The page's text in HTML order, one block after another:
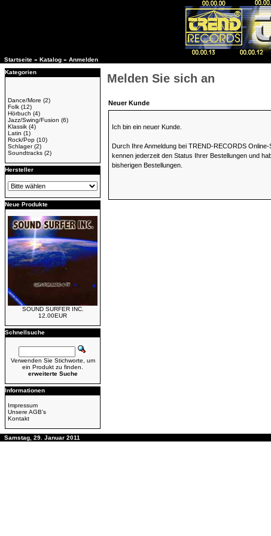
Startseite » Katalog » Anmelden
Kategorien
Dance/More (2)
Folk (12)
Hörbuch (4)
Jazz/Swing/Fusion (6)
Klassik (4)
Latin (1)
Rock/Pop (10)
Schlager(2)
Soundtracks (2)
Hersteller
Neue Produkte
SOUND SURFER INC.
12.00EUR
Schnellsuche
Verwenden Sie Stichworte, um
ein Produkt zu finden.
erweiterte Suche
Informationen
Impressum
Unsere AGB's
Kontakt
Melden Sie sich an
Neuer Kunde
Ich bin ein neuer Kunde.
Durch Ihre Anmeldung bei TREND-RECORDS
kennen jederzeit den Status Ihrer Bestellungen und
bisherigen Bestellungen.
Samstag, 29. Januar 2011